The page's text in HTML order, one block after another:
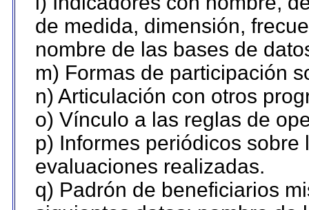
de medida, dimensión,
nombre de las bases de
m) Formas de participación
n) Articulación con otros
o) Vínculo a las reglas de
p) Informes periódicos
evaluaciones realizadas.
q) Padrón de beneficiarios